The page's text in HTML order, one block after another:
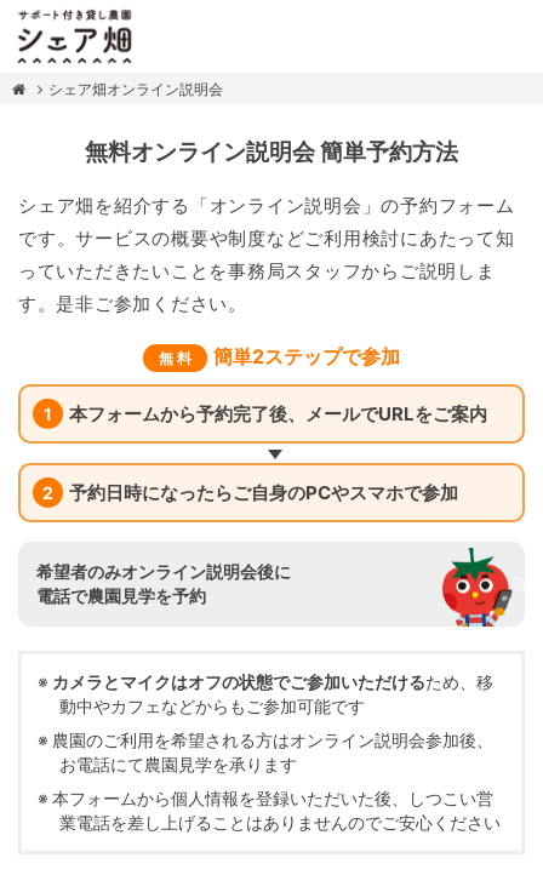
シェア畑オンライン説明会
無料オンライン説明会 簡単予約方法
シェア畑を紹介する「オンライン説明会」の予約フォーム
です。サービスの概要や制度などご利用検討にあたって知
っていただきたいことを事務局スタッフからご説明しま
す。是非ご参加ください。
無 料 簡単2ステップで参加
1 本フォームから予約完了後、メールでURLをご案内
2 予約日時になったらご自身のPCやスマホで参加
希望者のみオンライン説明会後に
電話で農園見学を予約
カメラとマイクはオフの状態でご参加いただけるため、移
動中やカフェなどからもご参加可能です
農園のご利用を希望される方はオンライン説明会参加後、
お電話にて農園見学を承ります
本フォームから個人情報を登録いただいた後、しつこい営
業電話を差し上げることはありませんのでご安心ください